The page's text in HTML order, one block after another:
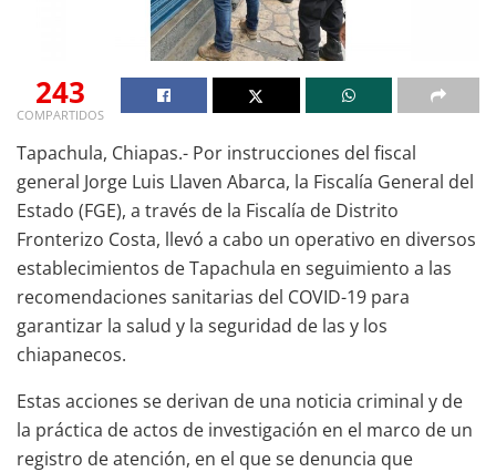
243
COMPARTIDOS
Tapachula, Chiapas.- Por instrucciones del fiscal
general Jorge Luis Llaven Abarca, la Fiscalía General del
Estado (FGE), a través de la Fiscalía de Distrito
Fronterizo Costa, llevó a cabo un operativo en diversos
establecimientos de Tapachula en seguimiento a las
recomendaciones sanitarias del COVID-19 para
garantizar la salud y la seguridad de las y los
chiapanecos.
Estas acciones se derivan de una noticia criminal y de
la práctica de actos de investigación en el marco de un
registro de atención, en el que se denuncia que